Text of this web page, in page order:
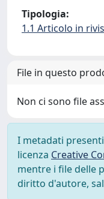
Tipologia:
1.1 Articolo in
File in questo
Non ci sono file
I metadati
licenza Creative
mentre i file delle
diritto d'autore,